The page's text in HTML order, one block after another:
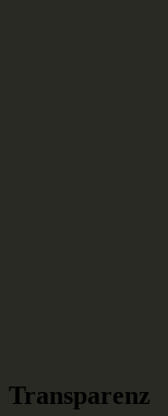
Transparenz